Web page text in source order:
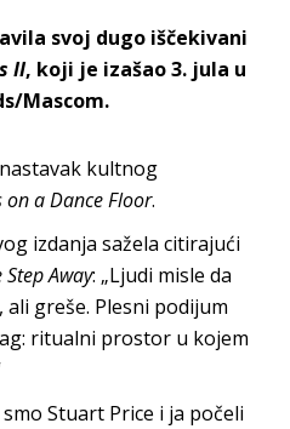
svoj dugo iščekivani
II, koji je izašao 3. jula u
Mascom.
kultnog
on a Dance Floor.
izdanja sažela citirajući
Step Away: „Ljudi misle da
greše. Plesni podijum
ritualni prostor u kojem
Stuart Price i ja počeli